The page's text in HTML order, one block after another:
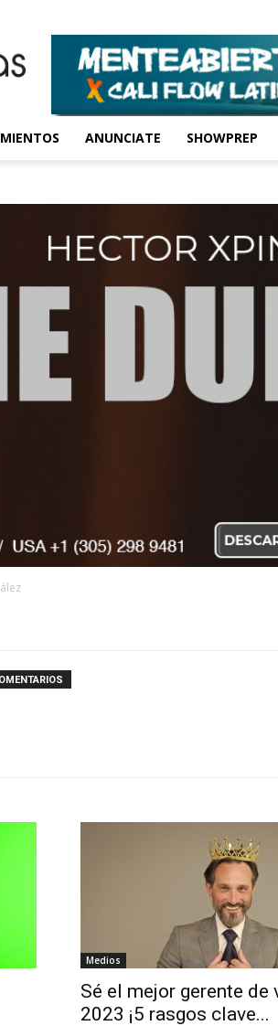
ANUNCIATE SHOWPREP
Medios
Sé el mejor gerente de
2023 ¡5 rasgos clave...